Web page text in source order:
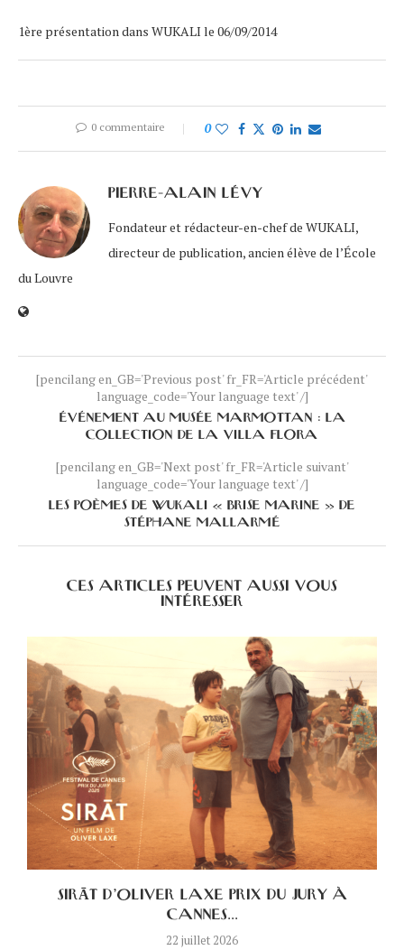
1ère présentation dans WUKALI le 06/09/2014
0 commentaire 0
PIERRE-ALAIN LÉVY
Fondateur et rédacteur-en-chef de WUKALI,
directeur de publication, ancien élève de l’École
du Louvre
[pencilang en_GB='Previous post' fr_FR='Article précédent'
language_code='Your language text' /]
ÉVÉNEMENT AU MUSÉE MARMOTTAN : LA
COLLECTION DE LA VILLA FLORA
[pencilang en_GB='Next post' fr_FR='Article suivant'
language_code='Your language text' /]
LES POÈMES DE WUKALI « BRISE MARINE » DE
STÉPHANE MALLARMÉ
CES ARTICLES PEUVENT AUSSI VOUS
INTÉRESSER
SIRĀT D’OLIVER LAXE PRIX DU JURY À
CANNES...
22 juillet 2026